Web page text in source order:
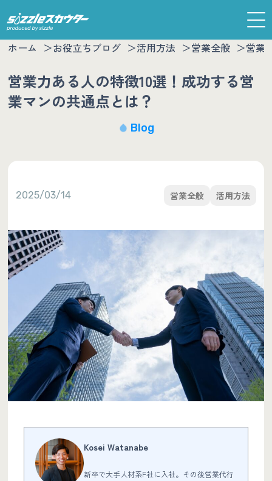
ホーム お役立ちブログ 活用方法 営業全般 営業
営業力ある人の特徴10選！成功する営
業マンの共通点とは？
Blog
2025/03/14 営業全般 活用方法
Kosei Watanabe
新卒で大手人材系F社に入社。その後営業代行